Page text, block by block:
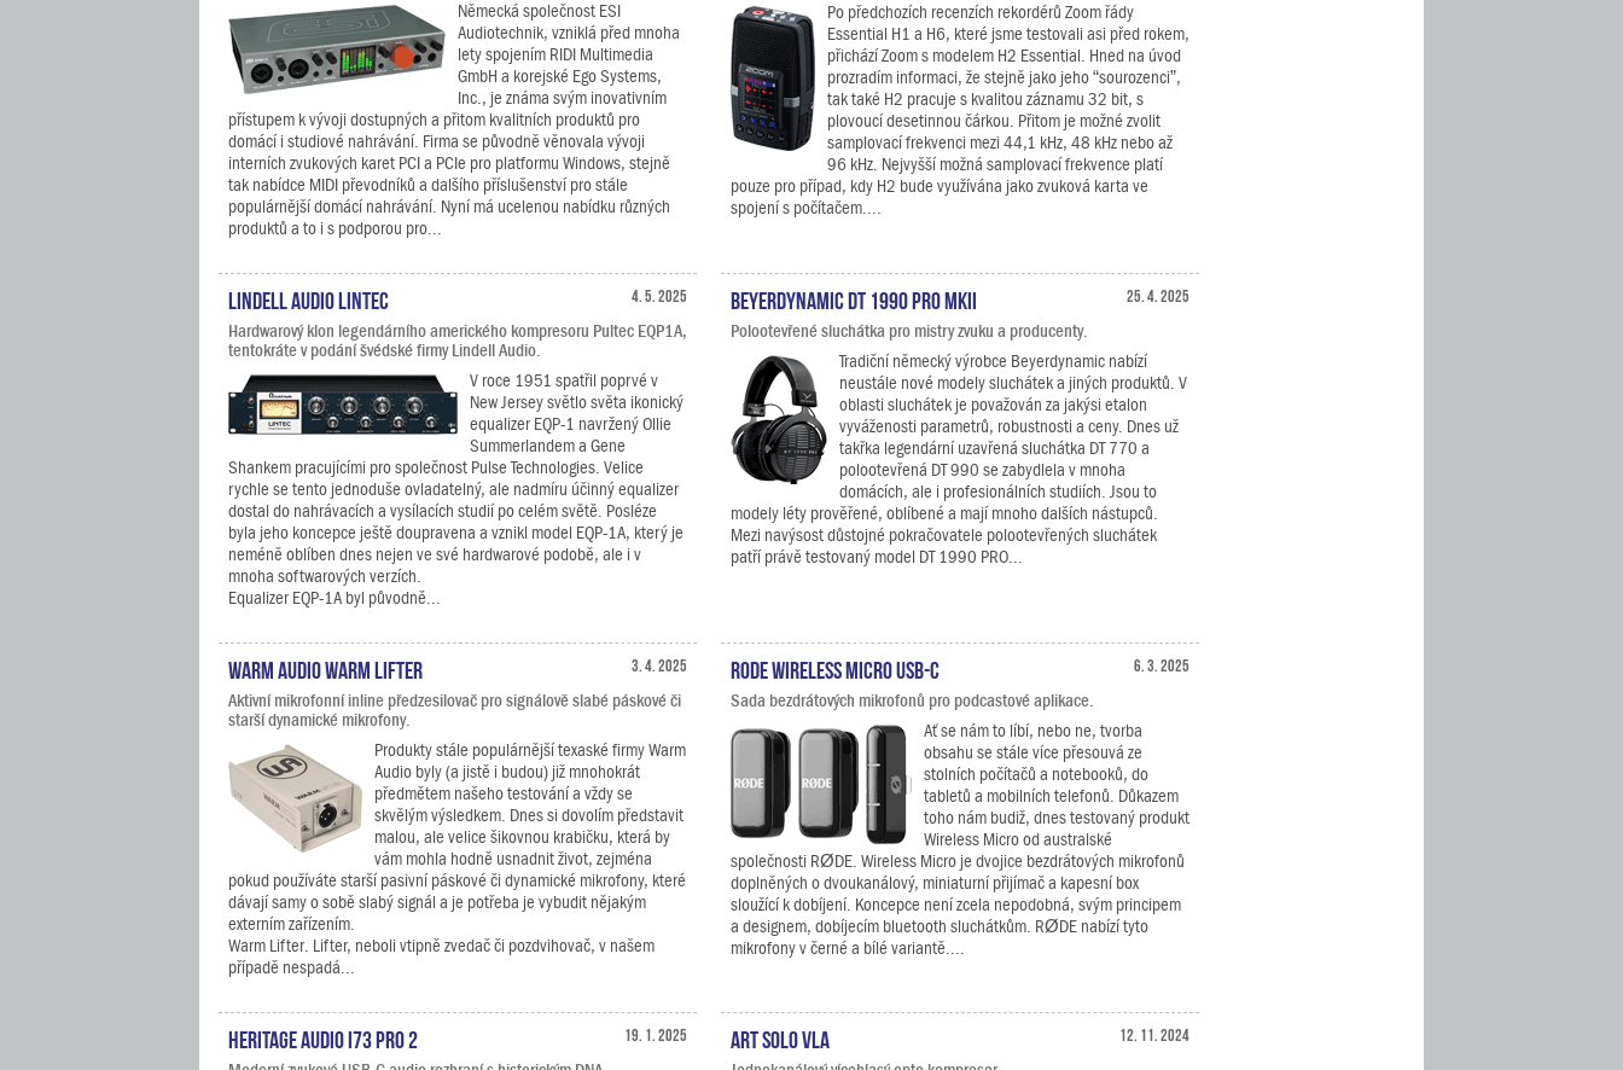
Německá společnost ESI
Audiotechnik, vzniklá před mnoha
lety spojením RIDI Multimedia
GmbH a korejské Ego Systems,
Inc., je známa svým inovativním
přístupem k vývoji dostupných a přitom kvalitních produktů pro
domácí i studiové nahrávání. Firma se původně věnovala vývoji
interních zvukových karet PCI a PCIe pro platformu Windows, stejně
tak nabídce MIDI převodníků a dalšího příslušenství pro stále
populárnější domácí nahrávání. Nyní má ucelenou nabídku různých
produktů a to i s podporou pro...
Po předchozích recenzích rekordérů Zoom řády
Essential H1 a H6, které jsme testovali asi před rokem,
přichází Zoom s modelem H2 Essential. Hned na úvod
prozradím informaci, že stejně jako jeho “sourozenci”,
tak také H2 pracuje s kvalitou záznamu 32 bit, s
plovoucí desetinnou čárkou. Přitom je možné zvolit
samplovací frekvenci mezi 44,1 kHz, 48 kHz nebo až
96 kHz. Nejvyšší možná samplovací frekvence platí
pouze pro případ, kdy H2 bude využívána jako zvuková karta ve
spojení s počítačem....
4. 5. 2025
Lindell Audio LiNTEC
Hardwarový klon legendárního amerického kompresoru Pultec EQP1A,
tentokráte v podání švédské firmy Lindell Audio.
V roce 1951 spatřil poprvé v
New Jersey světlo světa ikonický
equalizer EQP-1 navržený Ollie
Summerlandem a Gene
Shankem pracujícími pro společnost Pulse Technologies. Velice
rychle se tento jednoduše ovladatelný, ale nadmíru účinný equalizer
dostal do nahrávacích a vysílacích studií po celém světě. Posléze
byla jeho koncepce ještě doupravena a vznikl model EQP-1A, který je
neméně oblíben dnes nejen ve své hardwarové podobě, ale i v
mnoha softwarových verzích.
Equalizer EQP-1A byl původně...
25. 4. 2025
Beyerdynamic DT 1990 PRO MKII
Polootevřené sluchátka pro mistry zvuku a producenty.
Tradiční německý výrobce Beyerdynamic nabízí
neustále nové modely sluchátek a jiných produktů. V
oblasti sluchátek je považován za jakýsi etalon
vyváženosti parametrů, robustnosti a ceny. Dnes už
takřka legendární uzavřená sluchátka DT 770 a
polootevřená DT 990 se zabydlela v mnoha
domácích, ale i profesionálních studiích. Jsou to
modely léty prověřené, oblíbené a mají mnoho dalších nástupců.
Mezi navýsost důstojné pokračovatele polootevřených sluchátek
patří právě testovaný model DT 1990 PRO...
3. 4. 2025
Warm Audio Warm Lifter
Aktivní mikrofonní inline předzesilovač pro signálově slabé páskové či
starší dynamické mikrofony.
Produkty stále populárnější texaské firmy Warm
Audio byly (a jistě i budou) již mnohokrát
předmětem našeho testování a vždy se
skvělým výsledkem. Dnes si dovolím představit
malou, ale velice šikovnou krabičku, která by
vám mohla hodně usnadnit život, zejména
pokud používáte starší pasivní páskové či dynamické mikrofony, které
dávají samy o sobě slabý signál a je potřeba je vybudit nějakým
externím zařízením.
Warm Lifter. Lifter, neboli vtipně zvedač či pozdvihovač, v našem
případě nespadá...
6. 3. 2025
RODE Wireless Micro USB-C
Sada bezdrátových mikrofonů pro podcastové aplikace.
Ať se nám to líbí, nebo ne, tvorba
obsahu se stále více přesouvá ze
stolních počítačů a notebooků, do
tabletů a mobilních telefonů. Důkazem
toho nám budiž, dnes testovaný produkt
Wireless Micro od australské
společnosti RØDE. Wireless Micro je dvojice bezdrátových mikrofonů
doplněných o dvoukanálový, miniaturní přijímač a kapesní box
sloužící k dobíjení. Koncepce není zcela nepodobná, svým principem
a designem, dobíjecím bluetooth sluchátkům. RØDE nabízí tyto
mikrofony v černé a bílé variantě....
19. 1. 2025
Heritage Audio i73 PRO 2 12. 11. 2024
ART SOLO VLA